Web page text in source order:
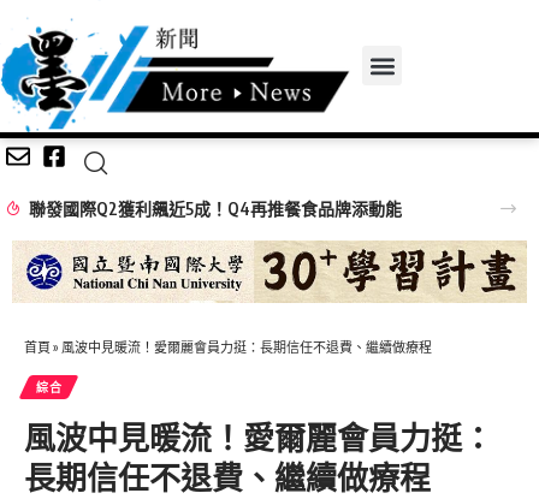
聯發國際Q2獲利飆近5成！Q4再推餐食品牌添動能
首頁 » 風波中見暖流！愛爾麗會員力挺：長期信任不退費、繼續做療程
綜合
風波中見暖流！愛爾麗會員力挺：
長期信任不退費、繼續做療程